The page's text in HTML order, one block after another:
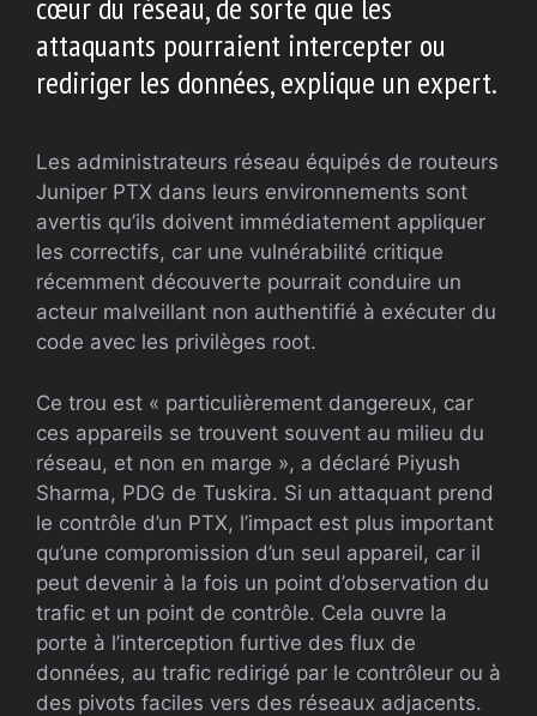
attaquants pourraient intercepter ou
rediriger les données, explique un expert.
Les administrateurs réseau équipés de routeurs
Juniper PTX dans leurs environnements sont
avertis qu’ils doivent immédiatement appliquer
les correctifs, car une vulnérabilité critique
récemment découverte pourrait conduire un
acteur malveillant non authentifié à exécuter du
code avec les privilèges root.
Ce trou est « particulièrement dangereux, car
ces appareils se trouvent souvent au milieu du
réseau, et non en marge », a déclaré Piyush
Sharma, PDG de Tuskira. Si un attaquant prend
le contrôle d’un PTX, l’impact est plus important
qu’une compromission d’un seul appareil, car il
peut devenir à la fois un point d’observation du
trafic et un point de contrôle. Cela ouvre la
porte à l’interception furtive des flux de
données, au trafic redirigé par le contrôleur ou à
des pivots faciles vers des réseaux adjacents.